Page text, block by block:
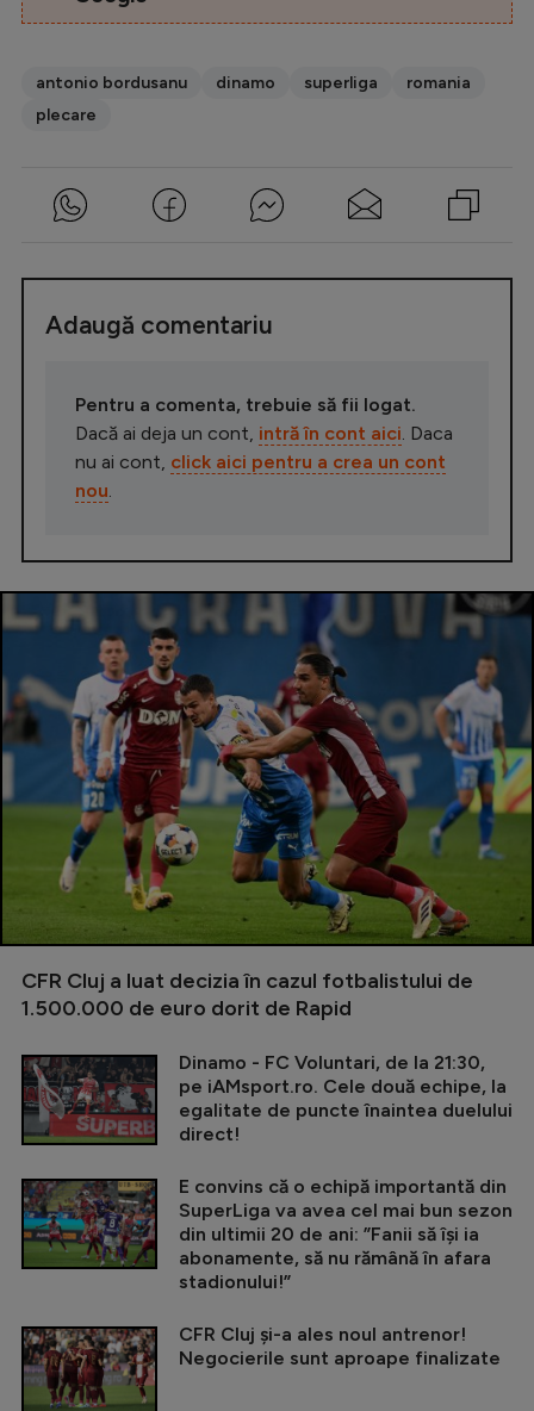
antonio bordusanu dinamo superliga
romania
plecare
Adaugă comentariu
Pentru a comenta, trebuie să fii logat.
Dacă ai deja un cont, intră în cont aici . Daca
nu ai cont, click aici pentru a crea un cont
nou
CFR Cluj a luat decizia în cazul fotbalistului de
1.500.000 de euro dorit de Rapid
Dinamo - FC Voluntari, de la 21:30,
pe iAMsport.ro. Cele două echipe, la
egalitate de puncte înaintea duelului
direct!
E convins că o echipă importantă din
SuperLiga va avea cel mai bun sezon
din ultimii 20 de ani: ”Fanii să își ia
abonamente, să nu rămână în afara
stadionului!”
CFR Cluj și-a ales noul antrenor!
Negocierile sunt aproape finalizate